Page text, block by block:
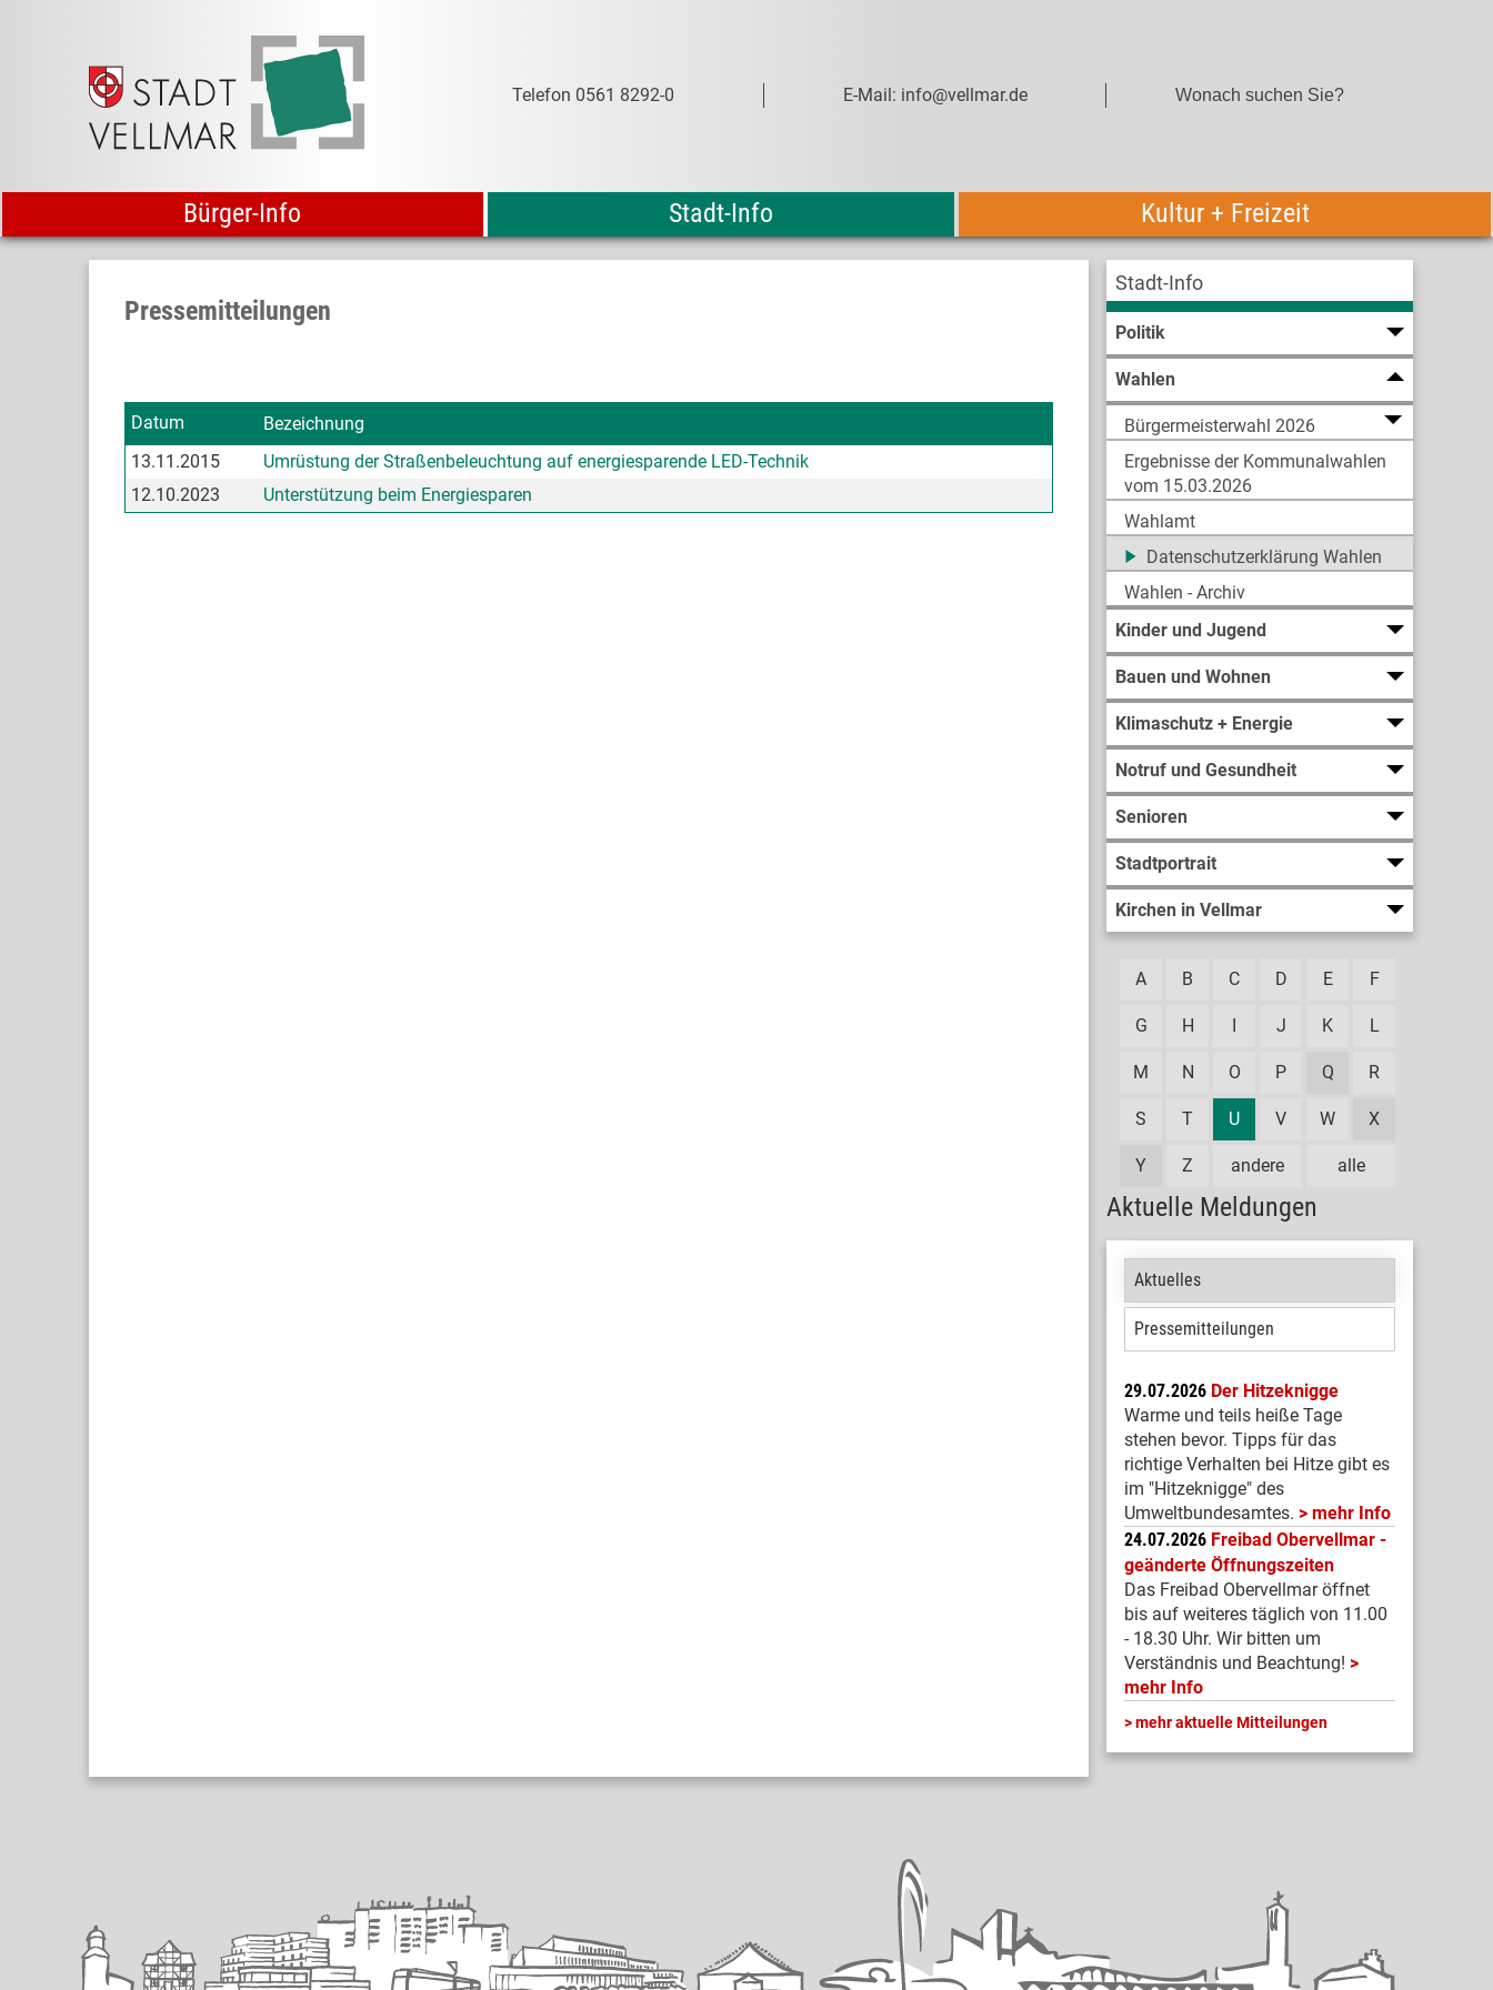
Telefon 0561 8292-0 E-Mail: info@vellmar.de
Bürger-Info Stadt-Info Kultur + Freizeit
Stadt-Info
Politik
Wahlen
Bürgermeisterwahl 2026
Ergebnisse der Kommunalwahlen
vom 15.03.2026
Wahlamt
Datenschutzerklärung Wahlen
Wahlen - Archiv
Kinder und Jugend
Bauen und Wohnen
Klimaschutz + Energie
Notruf und Gesundheit
Senioren
Stadtportrait
Kirchen in Vellmar
alle
A B C D E F
G H J K L
M N O P Q R
S T U V W X
Y Z andere
Aktuelle Meldungen
Aktuelles
Pressemitteilungen
29.07.2026 Der Hitzeknigge
Warme und teils heiße Tage
stehen bevor. Tipps für das
richtige Verhalten bei Hitze gibt es
im "Hitzeknigge" des
Umweltbundesamtes.
mehr Info
24.07.2026 Freibad Obervellmar -
geänderte Öffnungszeiten
Das Freibad Obervellmar öffnet
bis auf weiteres täglich von 11.00
- 18.30 Uhr. Wir bitten um
Verständnis und Beachtung!
mehr Info
mehr aktuelle Mitteilungen
Pressemitteilungen
Datum
Bezeichnung
13.11.2015
Umrüstung der Straßenbeleuchtung auf energiesparende LED-Technik
12.10.2023
Unterstützung beim Energiesparen